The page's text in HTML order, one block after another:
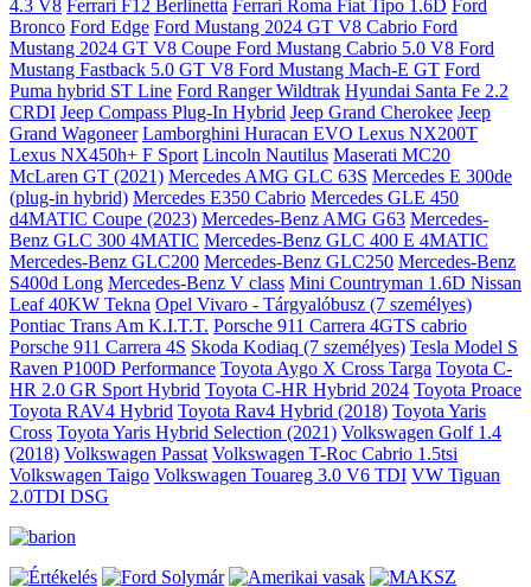
4.3 V8 Ferrari F12 Berlinetta Ferrari Roma Fiat Tipo 1.6D Ford
Bronco Ford Edge Ford Mustang 2024 GT V8 Cabrio Ford
Mustang 2024 GT V8 Coupe Ford Mustang Cabrio 5.0 V8 Ford
Mustang Fastback 5.0 GT V8 Ford Mustang Mach-E GT Ford
Puma hybrid ST Line Ford Ranger Wildtrak Hyundai Santa Fe 2.2
CRDI Jeep Compass Plug-In Hybrid Jeep Grand Cherokee Jeep
Grand Wagoneer Lamborghini Huracan EVO Lexus NX200T
Lexus NX450h+ F Sport Lincoln Nautilus Maserati MC20
McLaren GT (2021) Mercedes AMG GLC 63S Mercedes E 300de
(plug-in hybrid) Mercedes E350 Cabrio Mercedes GLE 450
d4MATIC Coupe (2023) Mercedes-Benz AMG G63 Mercedes-
Benz GLC 300 4MATIC Mercedes-Benz GLC 400 E 4MATIC
Mercedes-Benz GLC200 Mercedes-Benz GLC250 Mercedes-Benz
S400d Long Mercedes-Benz V class Mini Countryman 1.6D Nissan
Leaf 40KW Tekna Opel Vivaro - Tárgyalóbusz (7 személyes)
Pontiac Trans Am K.I.T.T. Porsche 911 Carrera 4GTS cabrio
Porsche 911 Carrera 4S Skoda Kodiaq (7 személyes) Tesla Model S
Raven P100D Performance Toyota Aygo X Cross Targa Toyota C-
HR 2.0 GR Sport Hybrid Toyota C-HR Hybrid 2024 Toyota Proace
Toyota RAV4 Hybrid Toyota Rav4 Hybrid (2018) Toyota Yaris
Cross Toyota Yaris Hybrid Selection (2021) Volkswagen Golf 1.4
(2018) Volkswagen Passat Volkswagen T-Roc Cabrio 1.5tsi
Volkswagen Taigo Volkswagen Touareg 3.0 V6 TDI VW Tiguan
2.0TDI DSG